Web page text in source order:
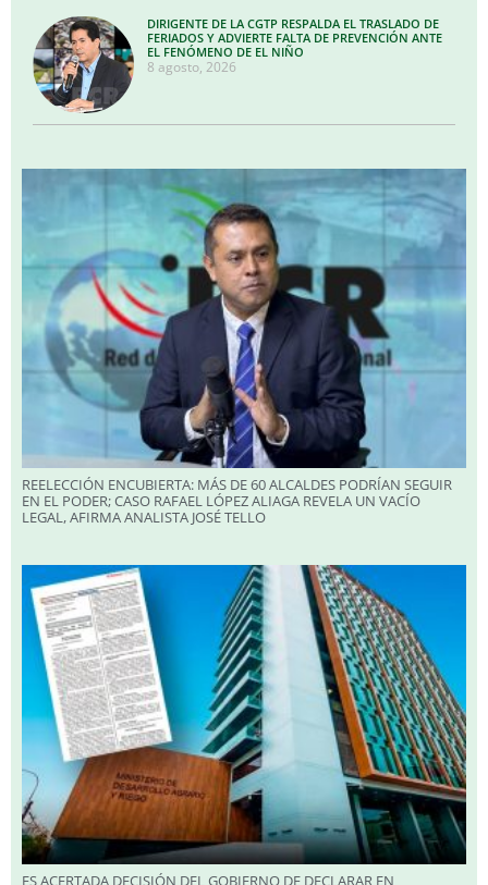
DIRIGENTE DE LA CGTP RESPALDA EL TRASLADO DE
FERIADOS Y ADVIERTE FALTA DE PREVENCIÓN ANTE
EL FENÓMENO DE EL NIÑO
8 agosto, 2026
REELECCIÓN ENCUBIERTA: MÁS DE 60 ALCALDES PODRÍAN SEGUIR
EN EL PODER; CASO RAFAEL LÓPEZ ALIAGA REVELA UN VACÍO
LEGAL, AFIRMA ANALISTA JOSÉ TELLO
ES ACERTADA DECISIÓN DEL GOBIERNO DE DECLARAR EN